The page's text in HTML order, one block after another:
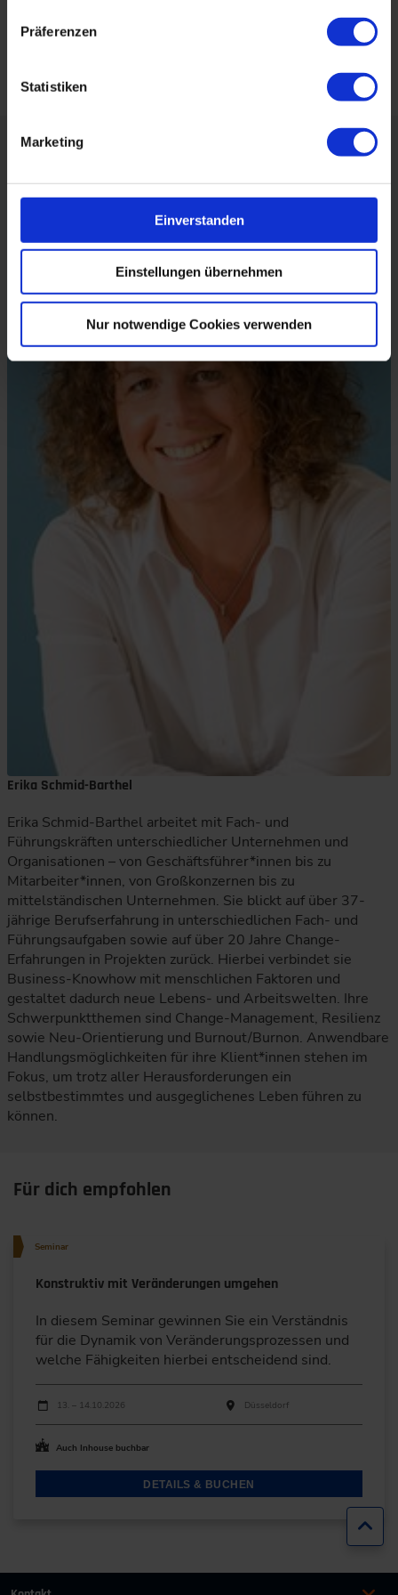
Präferenzen
Statistiken
Marketing
Einverstanden
Einstellungen übernehmen
Nur notwendige Cookies verwenden
Stabilität und kann Situationen im Außen somit besser
erkennen und bewusst auf diese reagieren.
Über die Autorin:
Erika Schmid-Barthel
Erika Schmid-Barthel arbeitet mit Fach- und
Führungskräften unterschiedlicher Unternehmen und
Organisationen – von Geschäftsführer*innen bis zu
Mitarbeiter*innen, von Großkonzernen bis zu
mittelständischen Unternehmen. Sie blickt auf über 37-
jährige Berufserfahrung in unterschiedlichen Fach- und
Führungsaufgaben sowie auf über 20 Jahre Change-
Erfahrungen in Projekten zurück. Hierbei verbindet sie
Business-Knowhow mit menschlichen Faktoren und
gestaltet dadurch neue Lebens- und Arbeitswelten. Ihre
Schwerpunktthemen sind Change-Management, Resilienz
sowie Neu-Orientierung und Burnout/Burnon. Anwendbare
Handlungsmöglichkeiten für ihre Klient*innen stehen im
Fokus, um trotz aller Herausforderungen ein
selbstbestimmtes und ausgeglichenes Leben führen zu
können.
Für dich empfohlen
Seminar
Konstruktiv mit Veränderungen umgehen
In diesem Seminar gewinnen Sie ein Verständnis
für die Dynamik von Veränderungsprozessen und
welche Fähigkeiten hierbei entscheidend sind.
Durchführungen
Veranstaltungsdatum
13. – 14.10.2026 Düsseldorf
Auch Inhouse buchbar
DETAILS & BUCHEN